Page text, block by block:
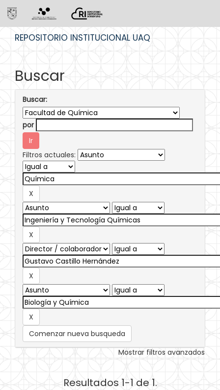
REPOSITORIO INSTITUCIONAL UAQ
Buscar
Buscar:
por
Filtros actuales:
Comenzar nueva busqueda
Mostrar filtros avanzados
Resultados 1-1 de 1.